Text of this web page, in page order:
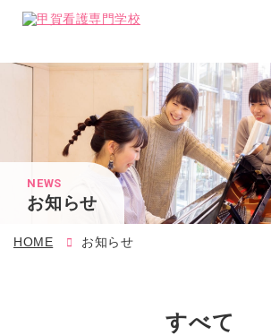
NEWS
お知らせ
HOME お知らせ
すべて